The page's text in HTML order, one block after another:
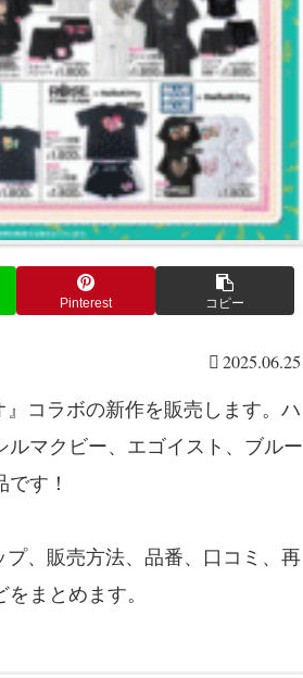
Pinterest コピー
2025.06.25
コラボの新作を販売します。ハ
マクビー、エゴイスト、ブルー
す！
、販売方法、品番、口コミ、再
まとめます。